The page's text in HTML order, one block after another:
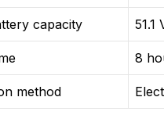
capacity 51.1
8
method